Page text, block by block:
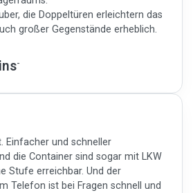
die Doppeltüren erleichtern das
großer Gegenstände erheblich.
Einfacher und schneller
die Container sind sogar mit LKW
Stufe erreichbar. Und der
Telefon ist bei Fragen schnell und